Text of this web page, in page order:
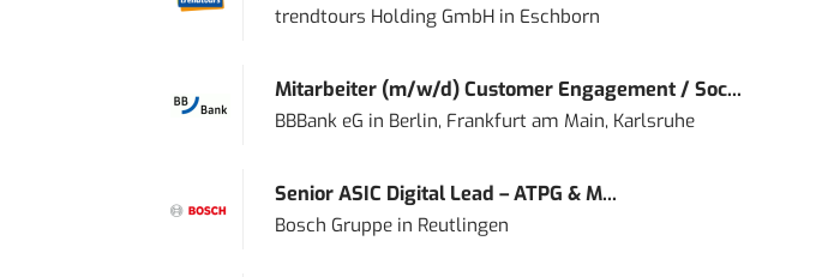
trendtours Holding GmbHin Eschborn
Mitarbeiter (m/w/d) Customer Engagement / Soc...
BBBank eG in Berlin, Frankfurt am Main, Karlsruhe
Senior ASIC Digital Lead – ATPG & M...
Bosch Gruppein Reutlingen